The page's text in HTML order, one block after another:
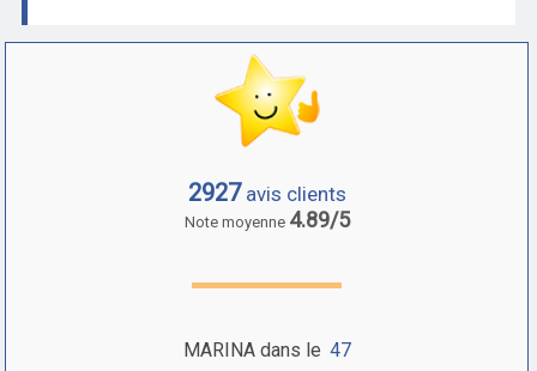
2927avis clients
Note moyenne 4.89/5
MARINA dans le 47